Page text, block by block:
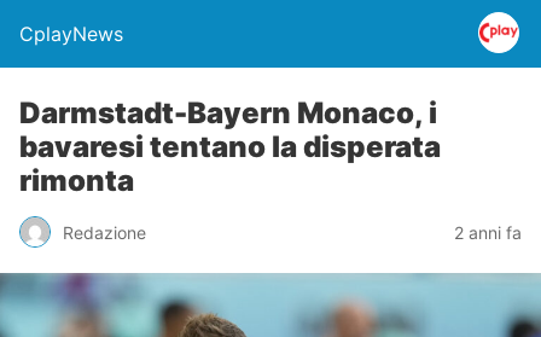
CplayNews
Darmstadt-Bayern Monaco, i
bavaresi tentano la disperata
rimonta
Redazione 2 anni fa